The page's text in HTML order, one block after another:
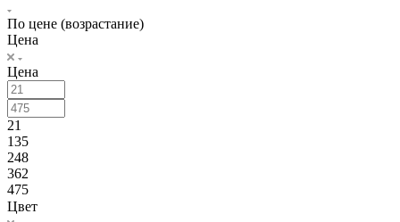
По цене (возрастание)
Цена
Цена
21
135
248
362
475
Цвет